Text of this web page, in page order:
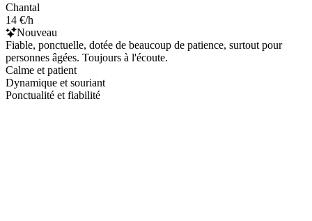
Chantal
14 €/h
Nouveau
Fiable, ponctuelle, dotée de beaucoup de patience, surtout pour
personnes âgées. Toujours à l'écoute.
Calme et patient
Dynamique et souriant
Ponctualité et fiabilité